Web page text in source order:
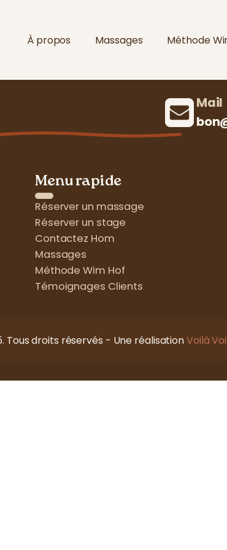
À propos Massages Méthode
Mail
Menu rapide
Réserver un massage
Réserver un stage
Contactez Hom
Massages
Méthode Wim Hof
Témoignages Clients
Tous droits réservés - Une réalisationVoilà